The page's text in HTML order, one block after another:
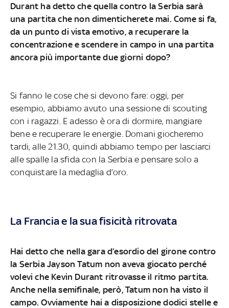
Durant ha detto che quella contro la Serbia sarà
una partita che non dimenticherete mai. Come si fa,
da un punto di vista emotivo, a recuperare la
concentrazione e scendere in campo in una partita
ancora più importante due giorni dopo?
Si fanno le cose che si devono fare: oggi, per
esempio, abbiamo avuto una sessione di scouting
con i ragazzi. E adesso è ora di dormire, mangiare
bene e recuperare le energie. Domani giocheremo
tardi, alle 21.30, quindi abbiamo tempo per lasciarci
alle spalle la sfida con la Serbia e pensare solo a
conquistare la medaglia d’oro.
La Francia e la sua fisicità ritrovata
Hai detto che nella gara d’esordio del girone contro
la Serbia Jayson Tatum non aveva giocato perché
volevi che Kevin Durant ritrovasse il ritmo partita.
Anche nella semifinale, però, Tatum non ha visto il
campo. Ovviamente hai a disposizione dodici stelle e